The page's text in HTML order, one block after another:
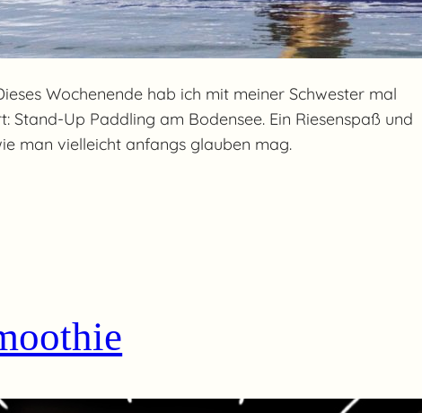
Wochenende hab ich mit meiner Schwester mal
Stand-Up Paddling am Bodensee. Ein Riesenspaß und
man vielleicht anfangs glauben mag.